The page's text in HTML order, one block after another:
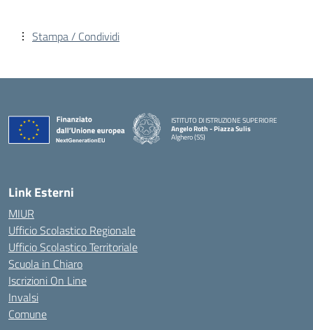
Stampa / Condividi
ISTITUTO DI ISTRUZIONE SUPERIORE
Angelo Roth - Piazza Sulis
Alghero (SS)
— Visita la pagina iniziale della scuola
Link Esterni
MIUR
Ufficio Scolastico Regionale
Ufficio Scolastico Territoriale
Scuola in Chiaro
Iscrizioni On Line
Invalsi
Comune